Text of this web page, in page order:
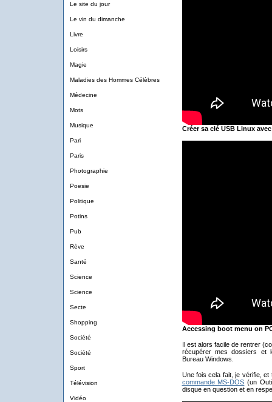
Le site du jour
Le vin du dimanche
Livre
Loisirs
Magie
Maladies des Hommes Célèbres
Médecine
Mots
Musique
Pari
Paris
Photographie
Poesie
Politique
Potins
Pub
Rève
Santé
Science
Science
Secte
Shopping
Société
Société
Sport
Télévision
Vidéo
Créer sa clé USB Linux
Accessing boot menu on
Il est alors facile de rentrer
récupérer mes dossiers et
Bureau Windows.
Une fois cela fait, je vérifie,
commande MS-DOS (un
disque en question et en